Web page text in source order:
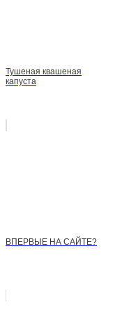
Тушеная квашеная
капуста
ВПЕРВЫЕ НА САЙТЕ?